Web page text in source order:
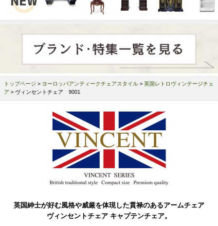
トップページ > ヨーロッパアンティークチェアスタイル > 英国レトロヴィンテージチェ
ア > ヴィンセントチェア 9001
英国紳士が好む風格や威厳を体現した貫禄のあるアームチェア
ヴィンセントチェア キャプテンチェア。